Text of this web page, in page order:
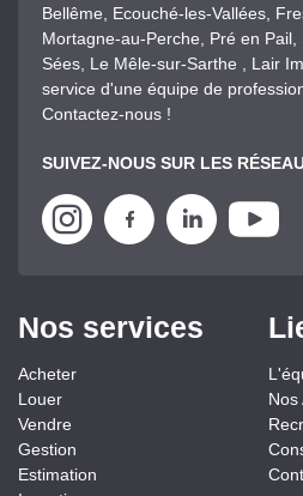
Bellême, Ecouché-les-Vallées,
Mortagne-au-Perche, Pré en Pail,
Sées, Le Mêle-sur-Sarthe , Lair
service d'une équipe de
Contactez-nous !
SUIVEZ-NOUS SUR LES
Nos services
Acheter
Louer
Vendre
Gestion
Estimation
Nos